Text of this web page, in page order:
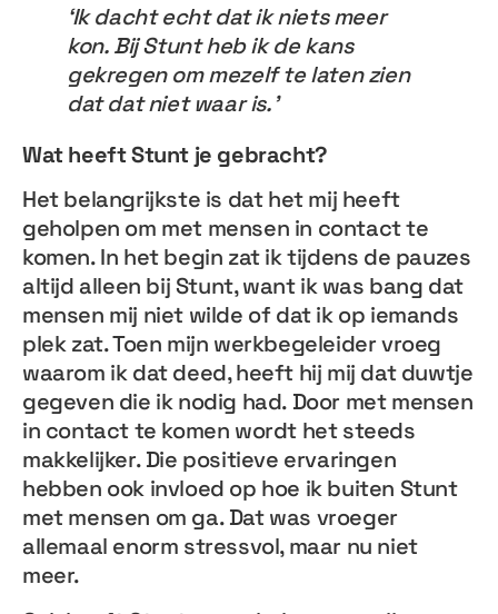
‘Ik dacht echt dat ik niets meer
kon. Bij Stunt heb ik de kans
gekregen om mezelf te laten zien
dat dat niet waar is.’
Wat heeft Stunt je gebracht?
Het belangrijkste is dat het mij heeft
geholpen om met mensen in contact te
komen. In het begin zat ik tijdens de pauzes
altijd alleen bij Stunt, want ik was bang dat
mensen mij niet wilde of dat ik op iemands
plek zat. Toen mijn werkbegeleider vroeg
waarom ik dat deed, heeft hij mij dat duwtje
gegeven die ik nodig had. Door met mensen
in contact te komen wordt het steeds
makkelijker. Die positieve ervaringen
hebben ook invloed op hoe ik buiten Stunt
met mensen om ga. Dat was vroeger
allemaal enorm stressvol, maar nu niet
meer.